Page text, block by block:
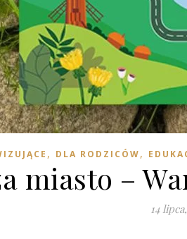
, DLA RODZICÓW,
miasto –
14